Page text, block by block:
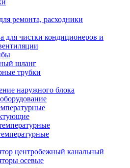
ремонта, расходники
для чистки кондиционеров и
шланг
трубки
наружного блока
центробежный канальный
осевые